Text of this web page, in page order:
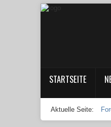
STARTSEITE
Aktuelle Seite: